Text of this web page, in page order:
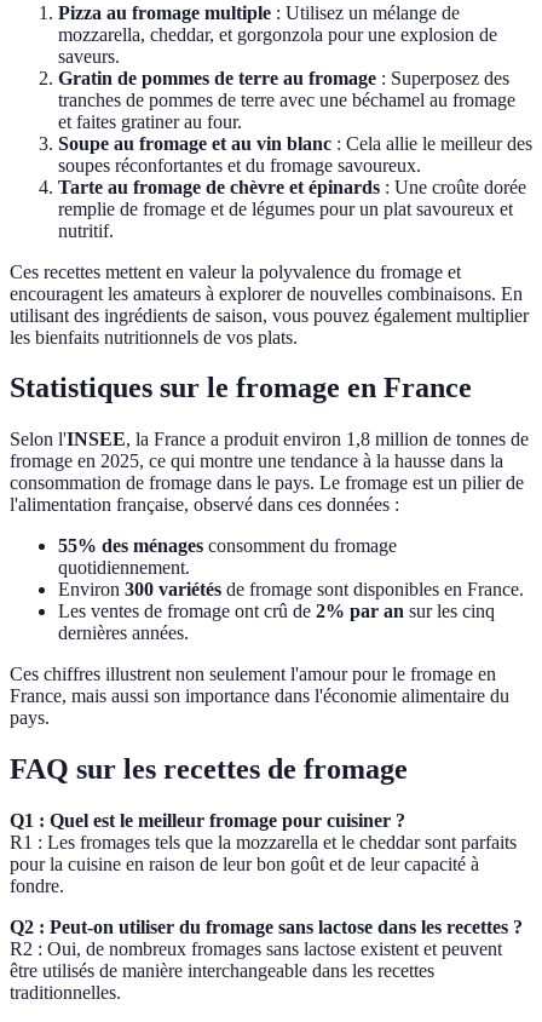
Pizza au fromage multiple : Utilisez un mélange de
mozzarella, cheddar, et gorgonzola pour une explosion de
saveurs.
Gratin de pommes de terre au fromage : Superposez des
tranches de pommes de terre avec une béchamel au fromage
et faites gratiner au four.
Soupe au fromage et au vin blanc : Cela allie le meilleur des
soupes réconfortantes et du fromage savoureux.
Tarte au fromage de chèvre et épinards : Une croûte dorée
remplie de fromage et de légumes pour un plat savoureux et
nutritif.
Ces recettes mettent en valeur la polyvalence du fromage et
encouragent les amateurs à explorer de nouvelles combinaisons. En
utilisant des ingrédients de saison, vous pouvez également multiplier
les bienfaits nutritionnels de vos plats.
Statistiques sur le fromage en France
Selon l'INSEE, la France a produit environ 1,8 million de tonnes de
fromage en 2025, ce qui montre une tendance à la hausse dans la
consommation de fromage dans le pays. Le fromage est un pilier de
l'alimentation française, observé dans ces données :
55% des ménages consomment du fromage
quotidiennement.
Environ 300 variétés de fromage sont disponibles en France.
Les ventes de fromage ont crû de 2% par an sur les cinq
dernières années.
Ces chiffres illustrent non seulement l'amour pour le fromage en
France, mais aussi son importance dans l'économie alimentaire du
pays.
FAQ sur les recettes de fromage
Q1 : Quel est le meilleur fromage pour cuisiner ?
R1 : Les fromages tels que la mozzarella et le cheddar sont parfaits
pour la cuisine en raison de leur bon goût et de leur capacité à
fondre.
Q2 : Peut-on utiliser du fromage sans lactose dans les recettes ?
R2 : Oui, de nombreux fromages sans lactose existent et peuvent
être utilisés de manière interchangeable dans les recettes
traditionnelles.